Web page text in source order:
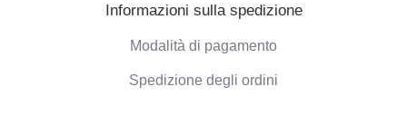
Informazioni sulla spedizione
Modalità di pagamento
Spedizione degli ordini